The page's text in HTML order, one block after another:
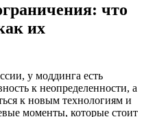
что
их
у моддинга есть
к неопределенности, а
к новым технологиям и
моменты, которые стоит